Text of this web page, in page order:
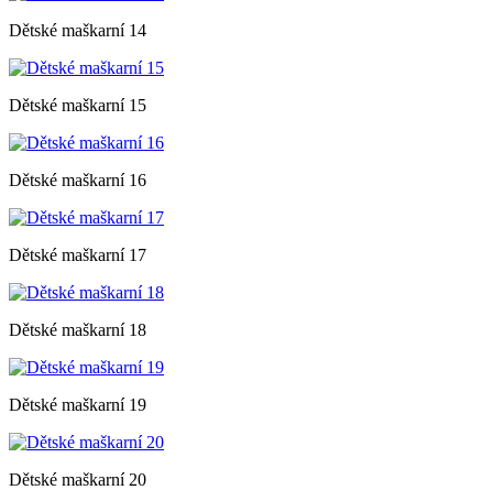
Dětské maškarní 14
Dětské maškarní 15
Dětské maškarní 16
Dětské maškarní 17
Dětské maškarní 18
Dětské maškarní 19
Dětské maškarní 20